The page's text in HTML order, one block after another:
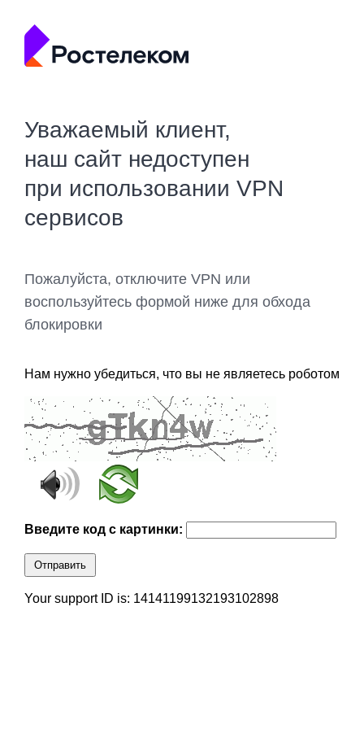
Уважаемый клиент,
наш сайт недоступен
при использовании VPN
сервисов
Пожалуйста, отключите VPN или
воспользуйтесь формой ниже для обхода
блокировки
Нам нужно убедиться, что вы не являетесь роботом
Введите код с картинки:
Отправить
Your support ID is: 14141199132193102898